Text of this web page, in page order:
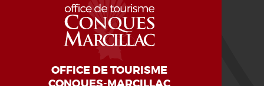
OFFICE DE TOURISME